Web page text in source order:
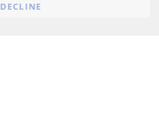
DECLINE